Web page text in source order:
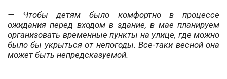
— Чтобы детям было комфортно в процессе
ожидания перед входом в здание, в мае планируем
организовать временные пункты на улице, где можно
было бы укрыться от непогоды. Все-таки весной она
может быть непредсказуемой.